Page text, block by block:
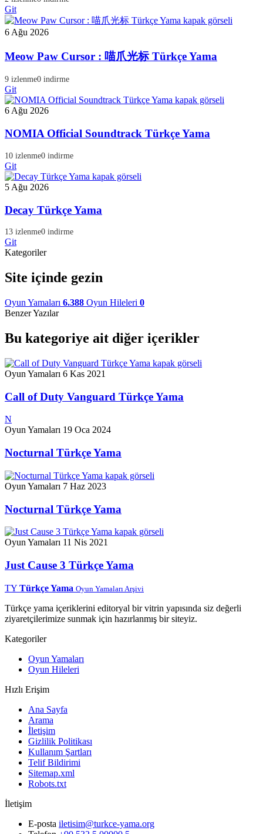
Git
6 Ağu 2026
Meow Paw Cursor : 喵爪光标 Türkçe Yama
9 izlenme0 indirme
Git
6 Ağu 2026
NOMIA Official Soundtrack Türkçe Yama
10 izlenme0 indirme
Git
5 Ağu 2026
Decay Türkçe Yama
13 izlenme0 indirme
Git
Kategoriler
Site içinde gezin
Oyun Yamaları 6.388 Oyun Hileleri 0
Benzer Yazılar
Bu kategoriye ait diğer içerikler
Oyun Yamaları 6 Kas 2021
Call of Duty Vanguard Türkçe Yama
N
Oyun Yamaları 19 Oca 2024
Nocturnal Türkçe Yama
Oyun Yamaları 7 Haz 2023
Nocturnal Türkçe Yama
Oyun Yamaları 11 Nis 2021
Just Cause 3 Türkçe Yama
TY Türkçe Yama Oyun Yamaları Arşivi
Türkçe yama içeriklerini editoryal bir vitrin yapısında siz değerli
ziyaretçilerimize sunmak için hazırlanmış bir siteyiz.
Kategoriler
Oyun Yamaları
Oyun Hileleri
Hızlı Erişim
Ana Sayfa
Arama
İletişim
Gizlilik Politikası
Kullanım Şartları
Telif Bildirimi
Sitemap.xml
Robots.txt
İletişim
E-posta iletisim@turkce-yama.org